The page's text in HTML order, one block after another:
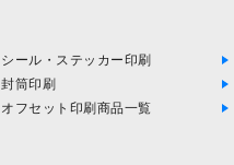
シール・ステッカー印刷
封筒印刷
オフセット印刷商品一覧